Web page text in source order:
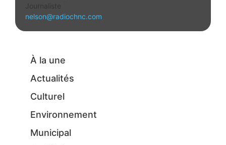
Journaliste
nelson@radiochnc.com
À la une
Actualités
Culturel
Environnement
Municipal